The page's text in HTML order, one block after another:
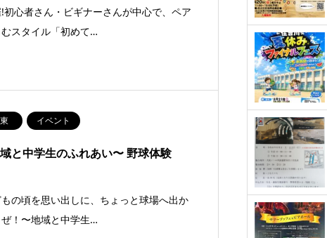
心者さん・ビギナーさんが中心で、ペア
スタイル「初めて…
イベント
と中学生のふれあい〜 野球体験
の頃を思い出しに、ちょっと球場へ出か
！〜地域と中学生…